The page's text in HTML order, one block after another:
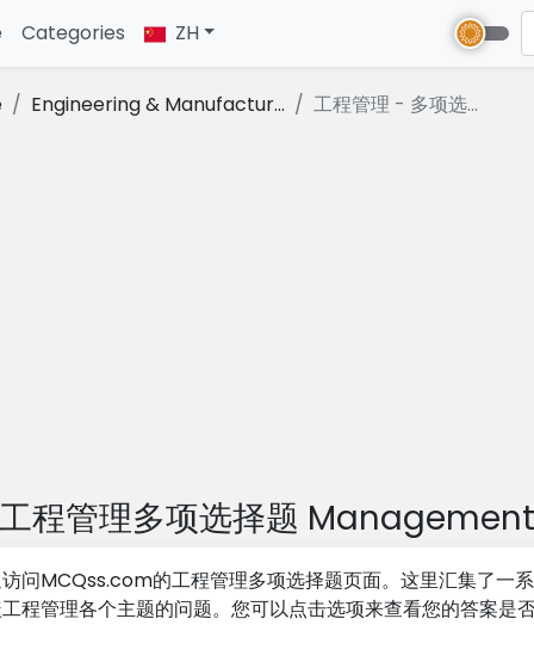
(current)
Categories ZH
Engineering & Manufactur... 工程管理 - 多项选...
工程管理多项选择题 Management
问MCQss.com的工程管理多项选择题页面。这里汇集了一
程管理各个主题的问题。您可以点击选项来查看您的答案是